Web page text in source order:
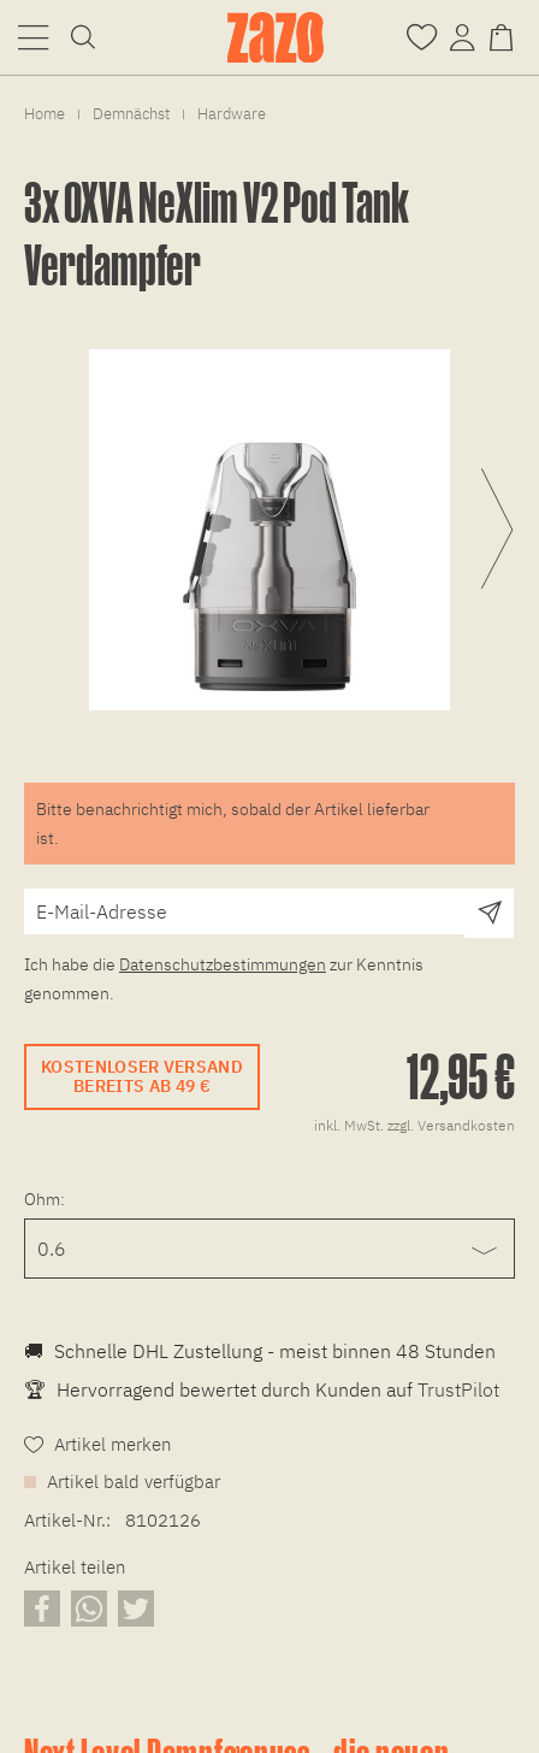
Home | Demnächst | Hardware
3x OXVA NeXlim V2 Pod Tank
Verdampfer
Bitte benachrichtigt mich, sobald der Artikel lieferbar
ist.
Ich habe die Datenschutzbestimmungen zur Kenntnis
genommen.
KOSTENLOSER VERSAND
BEREITS AB 49 €
12,95 €
inkl. MwSt. zzgl. Versandkosten
Ohm:
🚚 Schnelle DHL Zustellung - meist binnen 48 Stunden
🏆 Hervorragend bewertet durch Kunden auf TrustPilot
Artikel merken
Artikel bald verfügbar
Artikel-Nr.:
8102126
Artikel teilen